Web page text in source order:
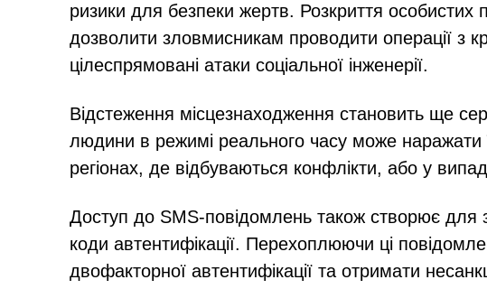
ризики для безпеки жертв. Розкриття особистих
дозволити зловмисникам проводити операції з
цілеспрямовані атаки соціальної інженерії.
Відстеження місцезнаходження становить ще
людини в режимі реального часу може наражати
регіонах, де відбуваються конфлікти, або у
Доступ до SMS-повідомлень також створює для
коди автентифікації. Перехоплюючи ці
двофакторної автентифікації та отримати